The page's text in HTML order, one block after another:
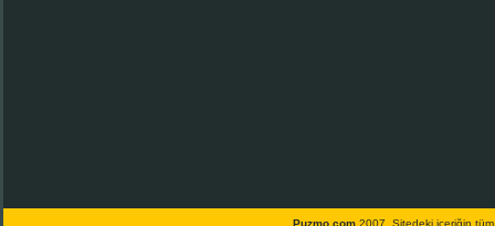
Puzmo.com2007. Sitedeki içeriğin tüm